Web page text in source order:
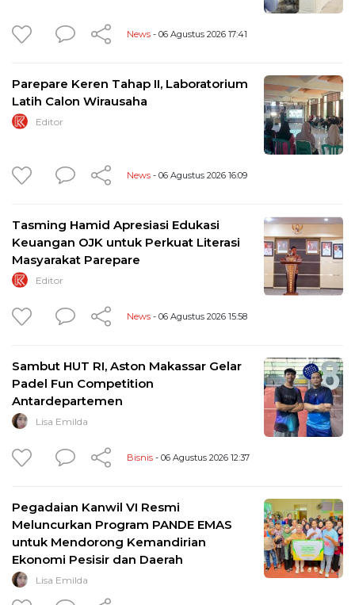
News - 06 Agustus 2026 17:41
Parepare Keren Tahap II, Laboratorium
Latih Calon Wirausaha
Editor
News - 06 Agustus 2026 16:09
Tasming Hamid Apresiasi Edukasi
Keuangan OJK untuk Perkuat Literasi
Masyarakat Parepare
Editor
News - 06 Agustus 2026 15:58
Sambut HUT RI, Aston Makassar Gelar
Padel Fun Competition
Antardepartemen
Lisa Emilda
Bisnis - 06 Agustus 2026 12:37
Pegadaian Kanwil VI Resmi
Meluncurkan Program PANDE EMAS
untuk Mendorong Kemandirian
Ekonomi Pesisir dan Daerah
Lisa Emilda